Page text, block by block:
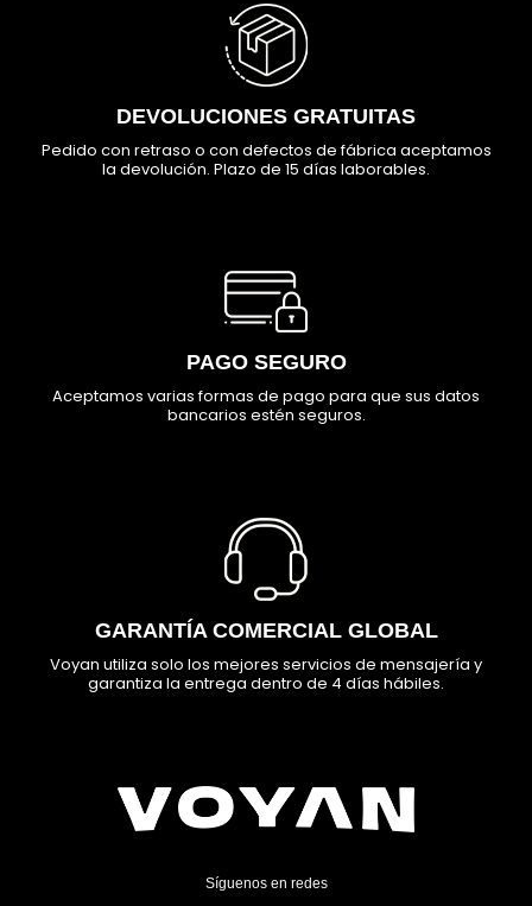
DEVOLUCIONES GRATUITAS
Pedido con retraso o con defectos de fábrica aceptamos
la devolución. Plazo de 15 días laborables.
PAGO SEGURO
Aceptamos varias formas de pago para que sus datos
bancarios estén seguros.
GARANTÍA COMERCIAL GLOBAL
Voyan utiliza solo los mejores servicios de mensajería y
garantiza la entrega dentro de 4 días hábiles.
Síguenos en redes